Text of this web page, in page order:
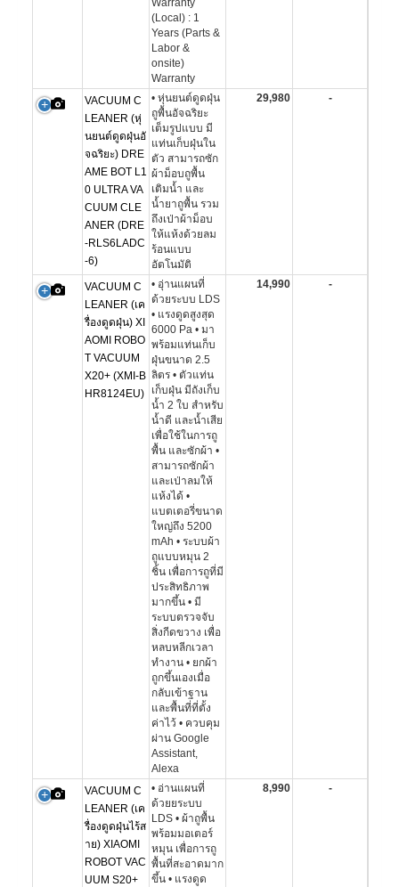
Warranty
(Local) : 1
Years (Parts &
Labor &
onsite)
Warranty
VACUUM C
LEANER (หุ่
นยนต์ดูดฝุ่นอั
จฉริยะ) DRE
AME BOT L1
0 ULTRA VA
CUUM CLE
ANER (DRE
-RLS6LADC
-6)
• หุ่นยนต์ดูดฝุ่น
ถูพื้นอัจฉริยะ
เต็มรูปแบบ มี
แท่นเก็บฝุ่นใน
ตัว สามารถซัก
ผ้าม็อบถูพื้น
เติมน้ำ และ
น้ำยาถูพื้น รวม
ถึงเป่าผ้าม็อบ
ให้แห้งด้วยลม
ร้อนแบบ
อัตโนมัติ
29,980 -
VACUUM C
LEANER (เค
รื่องดูดฝุ่น) XI
AOMI ROBO
T VACUUM
X20+ (XMI-B
HR8124EU)
• อุ่านแผนที่
ด้วยระบบ LDS
• แรงดูดสูงสุด
6000 Pa • มา
พร้อมแท่นเก็บ
ฝุ่นขนาด 2.5
ลิตร • ตัวแท่น
เก็บฝุ่น มีถังเก็บ
น้ำ 2 ใบ สำหรับ
น้ำดี และน้ำเสีย
เพื่อใช้ในการถู
พื้น และซักผ้า •
สามารถซักผ้า
และเป่าลมให้
แห้งได้ •
แบตเตอรี่ขนาด
ใหญ่ถึง 5200
mAh • ระบบผ้า
ถูแบบหมุน 2
ชิ้น เพื่อการถูที่มี
ประสิทธิภาพ
มากขึ้น • มี
ระบบตรวจจับ
สิ่งกีดขวาง เพื่อ
หลบหลีกเวลา
ทำงาน • ยกผ้า
ถูกขึ้นเองเมื่อ
กลับเข้าฐาน
และพื้นที่ที่ตั้ง
ค่าไว้ • ควบคุม
ผ่าน Google
Assistant,
Alexa
14,990 -
VACUUM C
LEANER (เค
รื่องดูดฝุ่นไร้ส
าย) XIAOMI
ROBOT VAC
UUM S20+
• อ่านแผนที่
ด้วยยระบบ
LDS • ผ้าถูพื้น
พร้อมมอเตอร์
หมุน เพื่อการถู
พื้นที่สะอาดมาก
ขึ้น • แรงดูด
8,990 -